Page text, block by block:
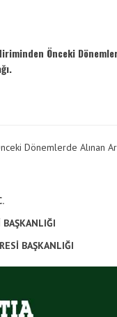
Önceki
Dönemlerde Alınan
BAŞKANLIĞI
BAŞKANLIĞI